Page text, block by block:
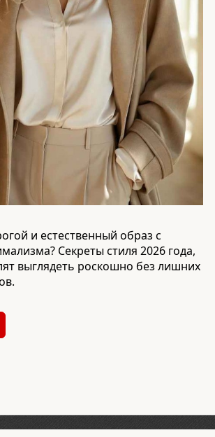
и естественный образ с
Секреты стиля 2026 года,
выглядеть роскошно без лишних